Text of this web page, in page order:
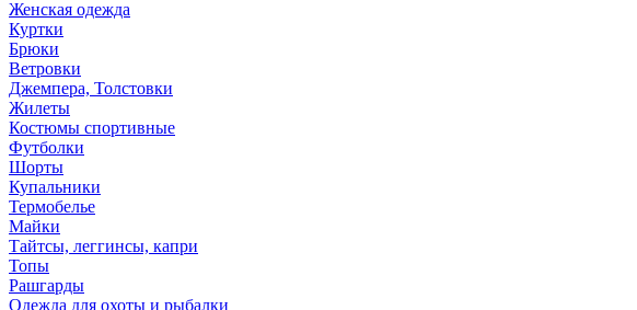
Женская одежда
Куртки
Брюки
Ветровки
Джемпера, Толстовки
Жилеты
Костюмы спортивные
Футболки
Шорты
Купальники
Термобелье
Майки
Тайтсы, леггинсы, капри
Топы
Рашгарды
Одежда для охоты и рыбалки